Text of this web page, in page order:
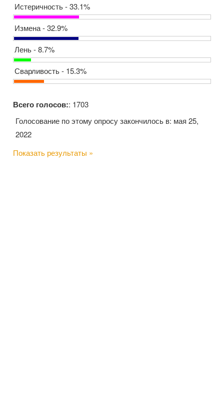
Истеричность - 33.1%
Измена - 32.9%
Лень - 8.7%
Сварливость - 15.3%
Всего голосов:: 1703
Голосование по этому опросу закончилось в: мая 25,
2022
Показать результаты »